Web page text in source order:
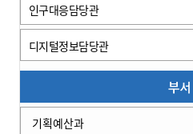
인구대응담당관
디지털정보담당관
부서